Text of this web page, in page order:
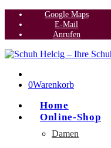
Google Maps
E-Mail
Anrufen
0Warenkorb
Home
Online-Shop
Damen